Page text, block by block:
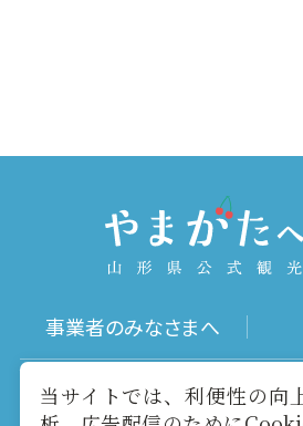
事業者のみなさまへ
写真ダウンロード
当サイトでは、利便性の向